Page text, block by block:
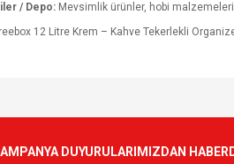
/ Depo: Mevsimlik ürünler, hobi malzemeleri
12 Litre Krem – Kahve Tekerlekli
Ürün resmi kalitesiz, bozuk veya
DUYURULARIMIZDAN